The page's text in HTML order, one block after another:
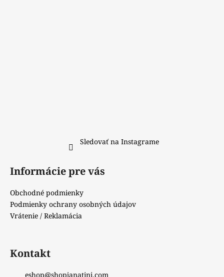
Sledovať na Instagrame
Informácie pre vás
Obchodné podmienky
Podmienky ochrany osobných údajov
Vrátenie / Reklamácia
Kontakt
eshop@shopjanatini.com